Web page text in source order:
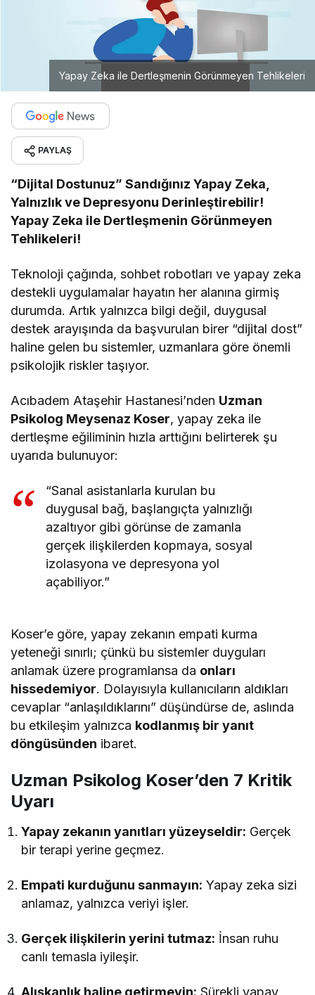
Yapay Zeka ile Dertleşmenin Görünmeyen Tehlikeleri
PAYLAŞ
“Dijital Dostunuz” Sandığınız Yapay Zeka,
Yalnızlık ve Depresyonu Derinleştirebilir!
Yapay Zeka ile Dertleşmenin Görünmeyen
Tehlikeleri!
Teknoloji çağında, sohbet robotları ve yapay zeka
destekli uygulamalar hayatın her alanına girmiş
durumda. Artık yalnızca bilgi değil, duygusal
destek arayışında da başvurulan birer “dijital dost”
haline gelen bu sistemler, uzmanlara göre önemli
psikolojik riskler taşıyor.
Acıbadem Ataşehir Hastanesi’nden Uzman
Psikolog Meysenaz Koser, yapay zeka ile
dertleşme eğiliminin hızla arttığını belirterek şu
uyarıda bulunuyor:
“Sanal asistanlarla kurulan bu
duygusal bağ, başlangıçta yalnızlığı
azaltıyor gibi görünse de zamanla
gerçek ilişkilerden kopmaya, sosyal
izolasyona ve depresyona yol
açabiliyor.”
Koser’e göre, yapay zekanın empati kurma
yeteneği sınırlı; çünkü bu sistemler duyguları
anlamak üzere programlansa da onları
hissedemiyor. Dolayısıyla kullanıcıların aldıkları
cevaplar “anlaşıldıklarını” düşündürse de, aslında
bu etkileşim yalnızca kodlanmış bir yanıt
döngüsünden ibaret.
Uzman Psikolog Koser’den 7 Kritik
Uyarı
Yapay zekanın yanıtları yüzeyseldir: Gerçek
bir terapi yerine geçmez.
Empati kurduğunu sanmayın: Yapay zeka sizi
anlamaz, yalnızca veriyi işler.
Gerçek ilişkilerin yerini tutmaz: İnsan ruhu
canlı temasla iyileşir.
Alışkanlık haline getirmeyin: Sürekli yapay